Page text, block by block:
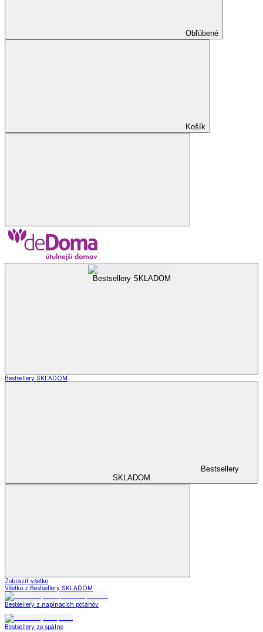
Obľúbené
Košík
Bestsellery SKLADOM
Bestsellery SKLADOM
Bestsellery
SKLADOM
Zobraziť všetko
Všetko z Bestsellery SKLADOM
Bestsellery z napínacích poťahov
Bestsellery zo spálne